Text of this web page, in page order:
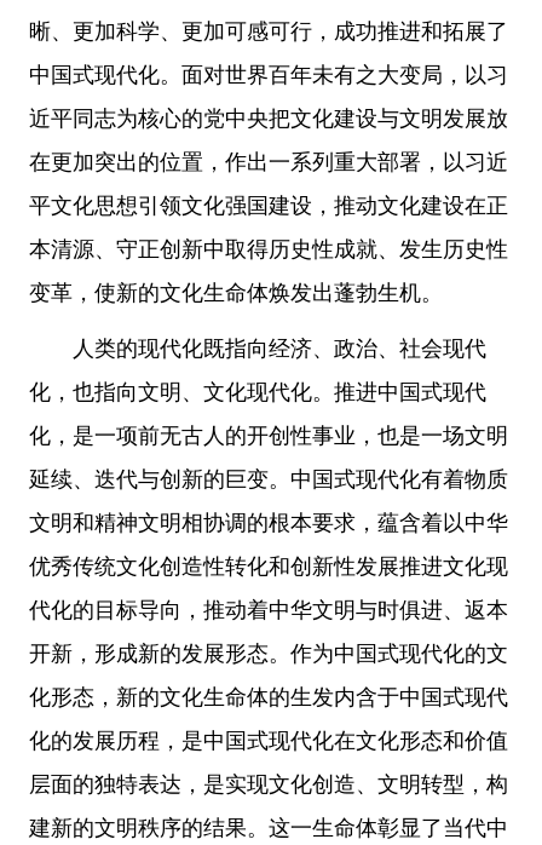
晰、更加科学、更加可感可行，成功推进和拓展了
中国式现代化。面对世界百年未有之大变局，以习
近平同志为核心的党中央把文化建设与文明发展放
在更加突出的位置，作出一系列重大部署，以习近
平文化思想引领文化强国建设，推动文化建设在正
本清源、守正创新中取得历史性成就、发生历史性
变革，使新的文化生命体焕发出蓬勃生机。
人类的现代化既指向经济、政治、社会现代
化，也指向文明、文化现代化。推进中国式现代
化，是一项前无古人的开创性事业，也是一场文明
延续、迭代与创新的巨变。中国式现代化有着物质
文明和精神文明相协调的根本要求，蕴含着以中华
优秀传统文化创造性转化和创新性发展推进文化现
代化的目标导向，推动着中华文明与时俱进、返本
开新，形成新的发展形态。作为中国式现代化的文
化形态，新的文化生命体的生发内含于中国式现代
化的发展历程，是中国式现代化在文化形态和价值
层面的独特表达，是实现文化创造、文明转型，构
建新的文明秩序的结果。这一生命体彰显了当代中